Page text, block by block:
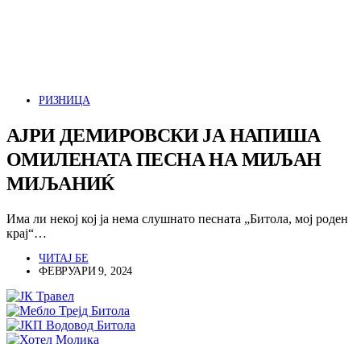
РИЗНИЦА
АЈРИ ДЕМИРОВСКИ ЈА НАПИША
ОМИЛЕНАТА ПЕСНА НА МИЉАН
МИЉАНИЌ
Има ли некој кој ја нема слушнато песната „Битола, мој роден
крај“…
ЧИТАЈ БЕ
ФЕВРУАРИ 9, 2024